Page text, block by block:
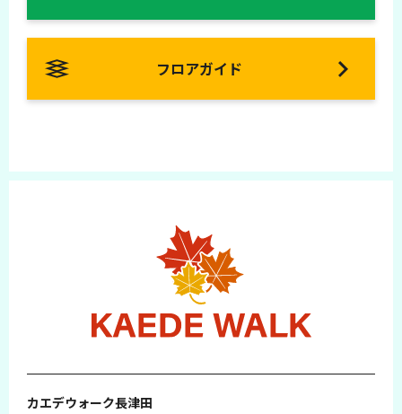
フロアガイド
カエデウォーク長津田